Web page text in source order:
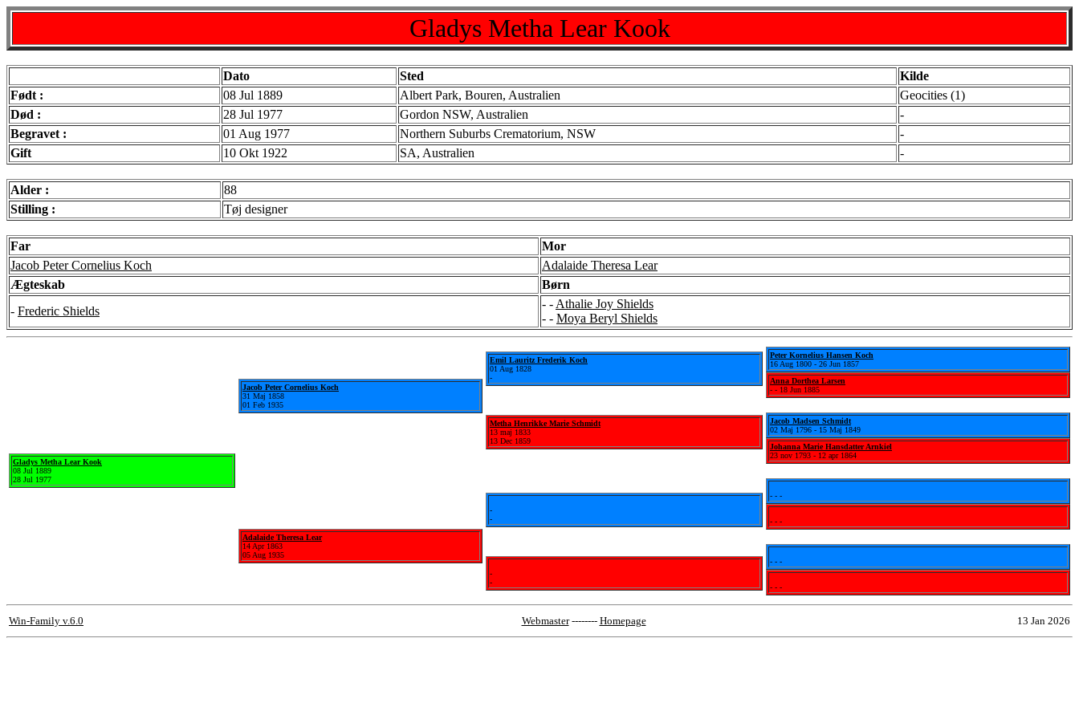
Gladys Metha Lear Kook
Dato Sted
Kilde
Født :
08 Jul 1889 Albert Park, Bouren, Australien
Geocities (1)
Død :
28 Jul 1977 Gordon NSW, Australien
-
Begravet :
01 Aug 1977 Northern Suburbs Crematorium, NSW
-
Gift
10 Okt 1922 SA, Australien -
Alder :
88
Stilling :
Tøj designer
Far
Mor
Jacob Peter Cornelius Koch
Adalaide Theresa Lear
Ægteskab
Børn
- Frederic Shields
- - Athalie Joy Shields
- - Moya Beryl Shields
Gladys Metha Lear Kook
08 Jul 1889
28 Jul 1977
Jacob Peter Cornelius Koch
31 Maj 1858
01 Feb 1935
Adalaide Theresa Lear
14 Apr 1863
05 Aug 1935
Emil Lauritz Frederik Koch
01 Aug 1828
-
Metha Henrikke Marie Schmidt
13 maj 1833
13 Dec 1859
-
-
-
-
Peter Kornelius Hansen Koch
16 Aug 1800 - 26 Jun 1857
Anna Dorthea Larsen
- - 18 Jun 1885
Jacob Madsen Schmidt
02 Maj 1796 - 15 Maj 1849
Johanna Marie Hansdatter Arnkiel
23 nov 1793 - 12 apr 1864
- - -
- - -
- - -
- - -
Win-Family v.6.0 Webmaster-------- Homepage 13 Jan 2026